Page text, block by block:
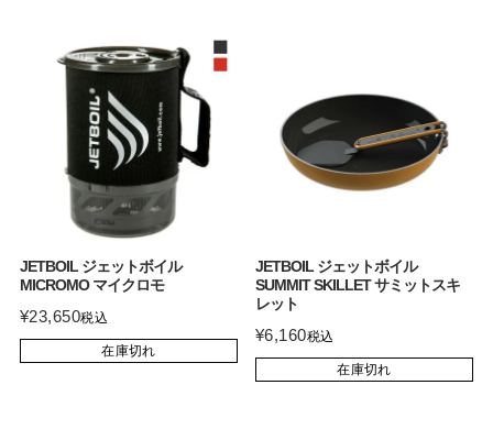
JETBOIL ジェットボイル
MICROMO マイクロモ
¥23,650税込
在庫切れ
JETBOIL ジェットボイル
SUMMIT SKILLET サミットスキ
レット
¥6,160税込
在庫切れ